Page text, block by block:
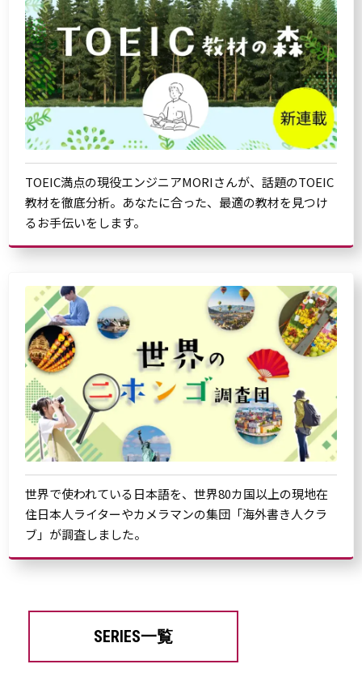
TOEIC満点の現役エンジニアMORIさんが、話題のTOEIC
教材を徹底分析。あなたに合った、最適の教材を見つけ
るお手伝いをします。
世界で使われている日本語を、世界80カ国以上の現地在
住日本人ライターやカメラマンの集団「海外書き人クラ
ブ」が調査しました。
SERIES一覧